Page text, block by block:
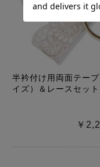
半衿付け用両面テー
イズ）＆レースセット
￥